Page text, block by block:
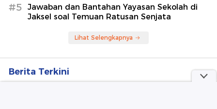
#5
Jawaban dan Bantahan Yayasan Sekolah di
Jaksel soal Temuan Ratusan Senjata
Lihat Selengkapnya
Berita Terkini